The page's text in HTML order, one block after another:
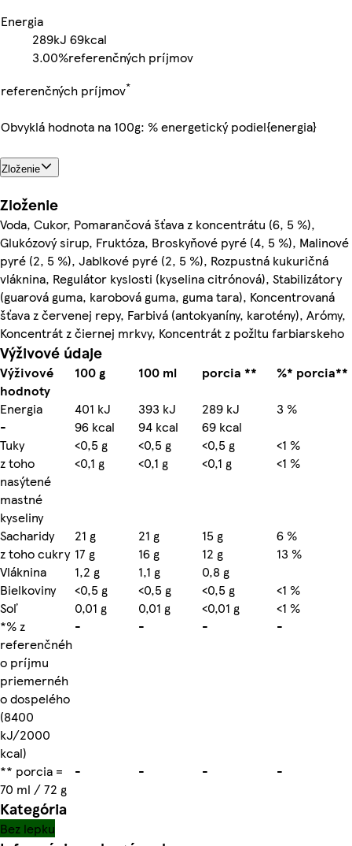
Energia
289kJ 69kcal
3.00%referenčných príjmov
referenčných príjmov*
Obvyklá hodnota na 100g: % energetický podiel{energia}
Zloženie
Zloženie
Voda, Cukor, Pomarančová šťava z koncentrátu (6, 5 %),
Glukózový sirup, Fruktóza, Broskyňové pyré (4, 5 %), Malinové
pyré (2, 5 %), Jablkové pyré (2, 5 %), Rozpustná kukuričná
vláknina, Regulátor kyslosti (kyselina citrónová), Stabilizátory
(guarová guma, karobová guma, guma tara), Koncentrovaná
šťava z červenej repy, Farbivá (antokyaníny, karotény), Arómy,
Koncentrát z čiernej mrkvy, Koncentrát z požltu farbiarskeho
Výživové údaje
Výživové
hodnoty
100 g 100 ml porcia **
%* porcia**
Energia
401 kJ 393 kJ 289 kJ
3 %
-
96 kcal 94 kcal
69 kcal
Tuky
<0,5 g <0,5 g <0,5 g
<1 %
z toho
nasýtené
mastné
kyseliny
<0,1 g <0,1 g <0,1 g <1 %
Sacharidy 21 g 21 g 15 g
6 %
z toho cukry 17 g 16 g 12 g
13 %
Vláknina
1,2 g 1,1 g
0,8 g
Bielkoviny
<0,5 g <0,5 g <0,5 g
<1 %
Soľ
0,01 g 0,01 g <0,01 g
<1 %
*% z
referenčnéh
o príjmu
priemernéh
o dospelého
(8400
kJ/2000
kcal)
- - - -
** porcia =
70 ml / 72 g
- - - -
Kategória
Bez lepku